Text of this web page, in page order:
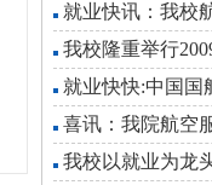
就业快讯：我校
我校隆重举行
就业快快:中国国
喜讯：我院航空
我校以就业为龙